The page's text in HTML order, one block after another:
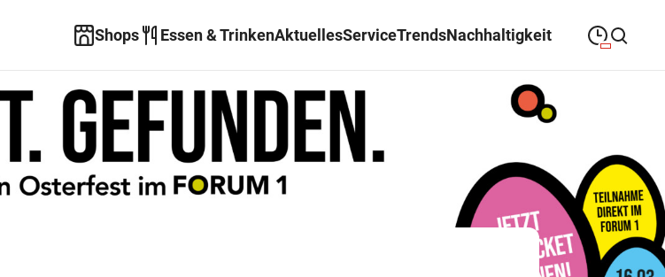
Shops Essen & TrinkenAktuellesServiceTrendsNachhaltigkeit
Suche schließen
09:00
Mittwoch
MITTWOCH 09:00 —19:00
09:00 —19:00